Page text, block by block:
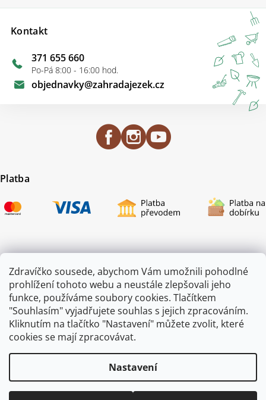
Zdravíčko sousede, abychom Vám umožnili pohodlné
prohlížení tohoto webu a neustále zlepšovali jeho
funkce, používáme soubory cookies. Tlačítkem
"Souhlasím" vyjadřujete souhlas s jejich zpracováním.
Kliknutím na tlačítko "Nastavení" můžete zvolit, které
cookies se mají zpracovávat.
Nastavení
Kontakt
objednavky@zahradajezek.cz
371 655 660
Po-Pá 8:00 - 16:00 hod.
Platba
Certifikace